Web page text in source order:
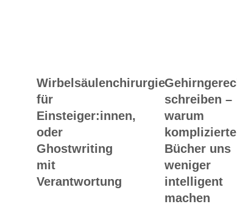
Wirbelsäulenchirurgie
für
Einsteiger:innen,
oder
Ghostwriting
mit
Verantwortung
schreiben –
warum
komplizierte
Bücher uns
weniger
intelligent
machen